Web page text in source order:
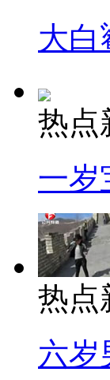
大白
热点
一岁
热点
六岁